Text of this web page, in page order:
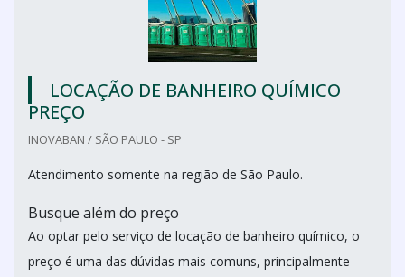
LOCAÇÃO DE BANHEIRO QUÍMICO
PREÇO
INOVABAN / SÃO PAULO - SP
Atendimento somente na região de São Paulo.
Busque além do preço
Ao optar pelo serviço de locação de banheiro químico, o
preço é uma das dúvidas mais comuns, principalmente